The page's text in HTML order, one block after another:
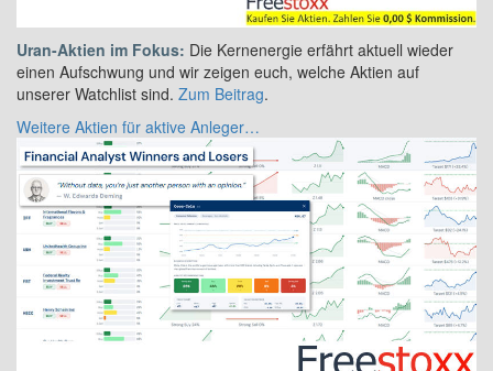
Uran-Aktien im Fokus: Die Kernenergie erfährt aktuell wieder
einen Aufschwung und wir zeigen euch, welche Aktien auf
unserer Watchlist sind. Zum Beitrag.
Weitere Aktien für aktive Anleger…